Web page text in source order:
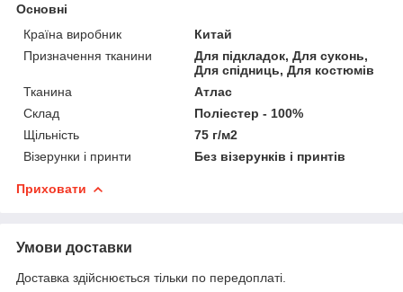
Основні
Країна виробник
Китай
Призначення тканини
Для підкладок, Для суконь,
Для спідниць, Для костюмів
Тканина
Атлас
Склад
Поліестер - 100%
Щільність
75 г/м2
Візерунки і принти
Без візерунків і принтів
Приховати
Умови доставки
Доставка здійснюється тільки по передоплаті.